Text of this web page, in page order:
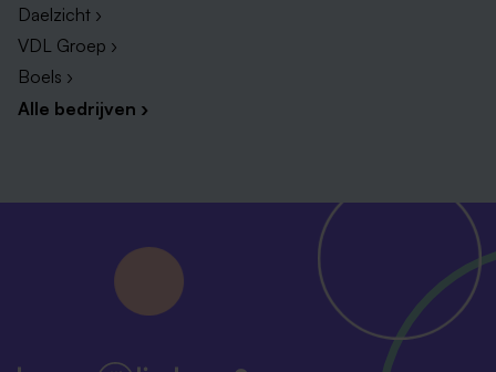
Daelzicht ›
VDL Groep ›
Boels ›
Alle bedrijven ›